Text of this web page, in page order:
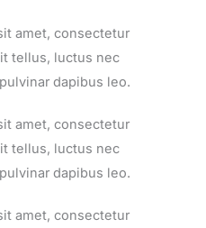
amet, consectetur
tellus, luctus nec
dapibus leo.
amet, consectetur
tellus, luctus nec
dapibus leo.
amet, consectetur